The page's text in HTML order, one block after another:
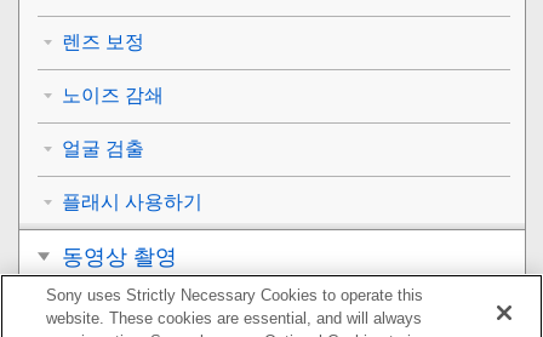
렌즈 보정
노이즈 감쇄
얼굴 검출
플래시 사용하기
동영상 촬영
보기
Sony uses Strictly Necessary Cookies to operate this
website. These cookies are essential, and will always